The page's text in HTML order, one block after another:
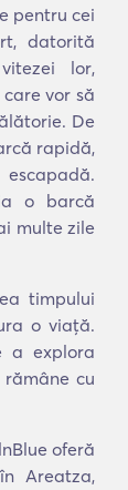
pentru cei
datorită
lor,
vor să
De
rapidă,
o barcă
multe zile
timpului
o viață.
a explora
cu
oferă
Areatza,